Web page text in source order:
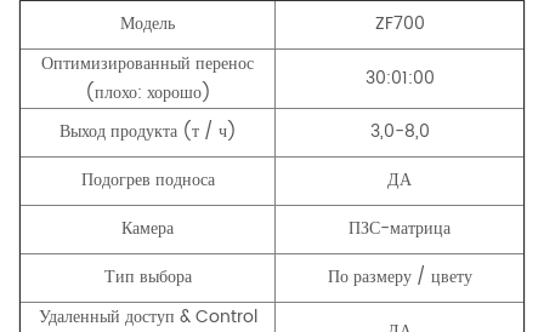
Модель
ZF700
Оптимизированный перенос
(плохо: хорошо)
30:01:00
Выход продукта (т / ч)
3,0-8,0
Подогрев подноса
ДА
Камера
ПЗС-матрица
Тип выбора
По размеру / цвету
Удаленный доступ & Control